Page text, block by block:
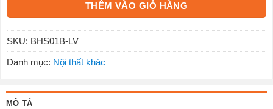
THÊM VÀO GIỎ HÀNG
SKU: BHS01B-LV
Danh mục: Nội thất khác
MÔ TẢ